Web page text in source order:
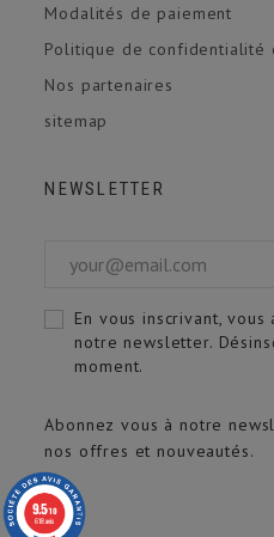
Modalités de paiement
Politique de confidentialité
Nos partenaires
sitemap
NEWSLETTER
Abonnez vous à notre
nos offres et nouveautés.
En vous inscrivant,
notre newsletter.
moment.
9.5/10
618 avis